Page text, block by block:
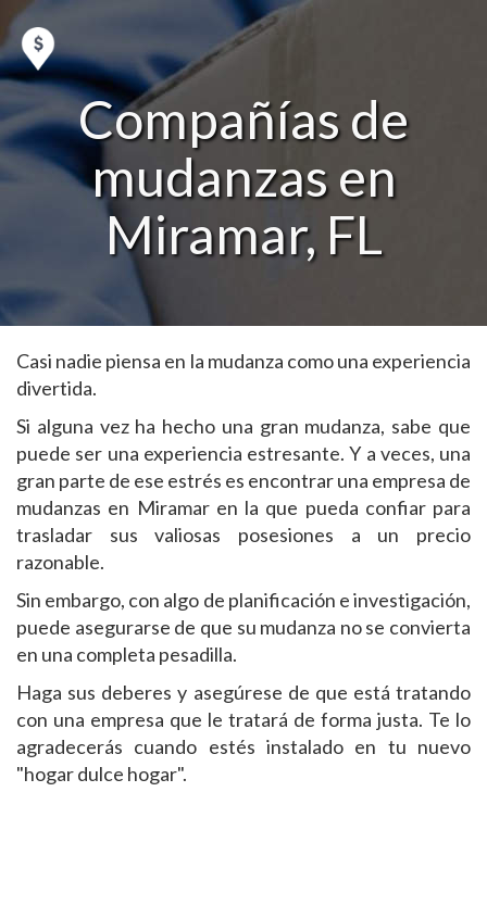
Compañías de
mudanzas en
Miramar, FL
Casi nadie piensa en la mudanza como una experiencia
divertida.
Si alguna vez ha hecho una gran mudanza, sabe que
puede ser una experiencia estresante. Y a veces, una
gran parte de ese estrés es encontrar una empresa de
mudanzas en Miramar en la que pueda confiar para
trasladar sus valiosas posesiones a un precio
razonable.
Sin embargo, con algo de planificación e investigación,
puede asegurarse de que su mudanza no se convierta
en una completa pesadilla.
Haga sus deberes y asegúrese de que está tratando
con una empresa que le tratará de forma justa. Te lo
agradecerás cuando estés instalado en tu nuevo
"hogar dulce hogar".